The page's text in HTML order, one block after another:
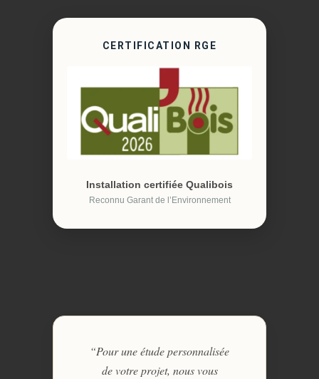
CERTIFICATION RGE
Installation certifiée Qualibois
Reconnu Garant de l’Environnement
“Pour une étude personnalisée
de votre projet, nous vous